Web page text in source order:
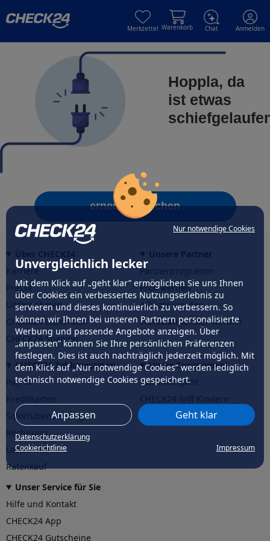
Nur notwendige Cookies
Unvergleichlich lecker
Mit dem Klick auf „geht klar” ermöglichen Sie uns Ihnen
über Cookies ein verbessertes Nutzungserlebnis zu
servieren und dieses kontinuierlich zu verbessern. So
können wir Ihnen bei unseren Partnern personalisierte
Werbung und passende Angebote anzeigen. Über
„anpassen” können Sie Ihre persönlichen Präferenzen
festlegen. Dies ist auch nachträglich jederzeit möglich. Mit
dem Klick auf „Nur notwendige Cookies” werden lediglich
technisch notwendige Cookies gespeichert.
Anpassen Geht klar
Datenschutzerklärung
Cookierichtlinie
Impressum
Merkzettel Warenkorb Chat Anmelden
Hoppla, da
ist etwas
erneut versuchen
Karriere
Presse
Unternehmen
CHECK24 Österreich
CHECK24 Spanien
Partnerprogramm
Profi werden
Affiliate werden
Werkstattpartner werden
CHECK24 Zahlungsarten
PayPal
Sofortüberweisung
Rechnung
Lastschrift
Ratenkauf
Unser Engagement
Nachhaltigkeit
CHECK24hilftder Natur
Unser Service für Sie
Hilfe und Kontakt
CHECK24 App
CHECK24 Gutscheine